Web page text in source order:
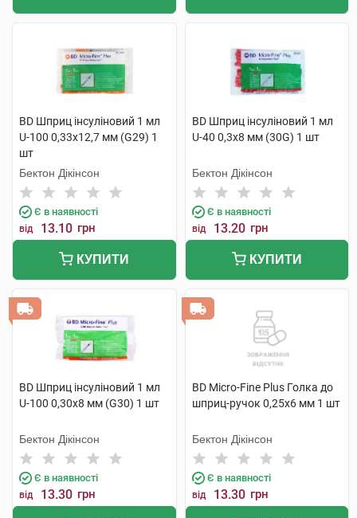
BD Шприц інсуліновий 1 мл
U-100 0,33х12,7 мм (G29) 1
шт
Бектон Дікінсон
Є в наявності
від 13.10 грн
КУПИТИ
BD Шприц інсуліновий 1 мл
U-40 0,3х8 мм (30G) 1 шт
Бектон Дікінсон
Є в наявності
від 13.20 грн
КУПИТИ
BD Шприц інсуліновий 1 мл
U-100 0,30х8 мм (G30) 1 шт
Бектон Дікінсон
Є в наявності
від 13.30 грн
BD Micro-Fine Plus Голка до
шприц-ручок 0,25х6 мм 1 шт
Бектон Дікінсон
Є в наявності
від 13.30 грн